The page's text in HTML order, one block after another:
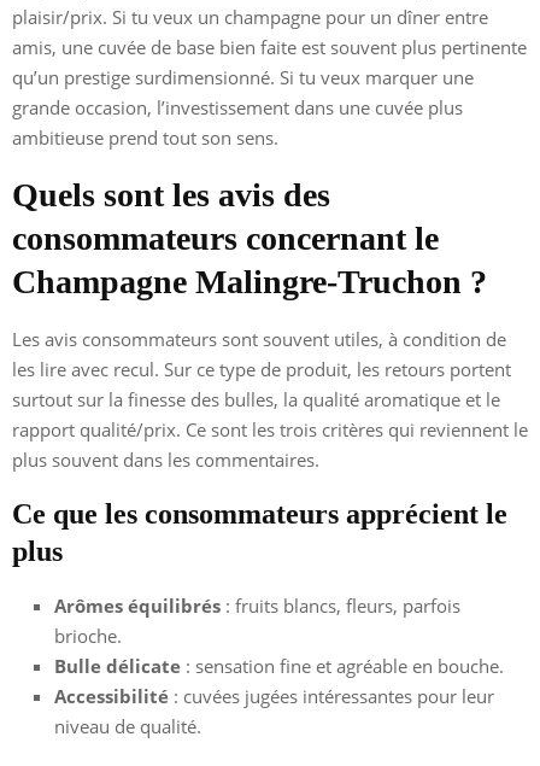
plaisir/prix. Si tu veux un champagne pour un dîner entre
amis, une cuvée de base bien faite est souvent plus pertinente
qu’un prestige surdimensionné. Si tu veux marquer une
grande occasion, l’investissement dans une cuvée plus
ambitieuse prend tout son sens.
Quels sont les avis des
consommateurs concernant le
Champagne Malingre-Truchon ?
Les avis consommateurs sont souvent utiles, à condition de
les lire avec recul. Sur ce type de produit, les retours portent
surtout sur la finesse des bulles, la qualité aromatique et le
rapport qualité/prix. Ce sont les trois critères qui reviennent le
plus souvent dans les commentaires.
Ce que les consommateurs apprécient le
plus
Arômes équilibrés : fruits blancs, fleurs, parfois
brioche.
Bulle délicate : sensation fine et agréable en bouche.
Accessibilité : cuvées jugées intéressantes pour leur
niveau de qualité.